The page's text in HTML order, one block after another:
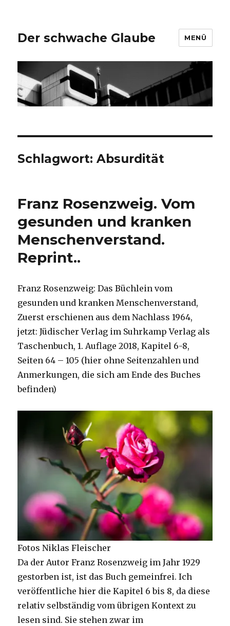
Der schwache Glaube MENÜ
Schlagwort:Absurdität
Franz Rosenzweig. Vom
gesunden und kranken
Menschenverstand.
Reprint..
Franz Rosenzweig: Das Büchlein vom
gesunden und kranken Menschenverstand,
Zuerst erschienen aus dem Nachlass 1964,
jetzt: Jüdischer Verlag im Suhrkamp Verlag als
Taschenbuch, 1. Auflage 2018, Kapitel 6-8,
Seiten 64 – 105 (hier ohne Seitenzahlen und
Anmerkungen, die sich am Ende des Buches
befinden)
Fotos Niklas Fleischer
Da der Autor Franz Rosenzweig im Jahr 1929
gestorben ist, ist das Buch gemeinfrei. Ich
veröffentliche hier die Kapitel 6 bis 8, da diese
relativ selbständig vom übrigen Kontext zu
lesen sind. Sie stehen zwar im